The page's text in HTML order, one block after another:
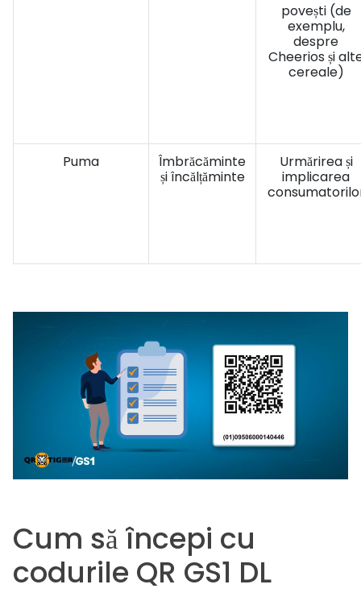
povești (de
exemplu,
despre
Cheerios și
cereale)
Puma
Îmbrăcăminte
și încălțăminte
Urmărirea și
implicarea
Cum să începi cu
codurile QR GS1 DL